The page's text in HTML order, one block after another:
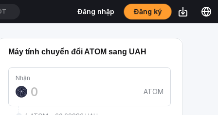
Đăng nhập Đăng ký
Máy tính chuyển đổi ATOM sang UAH
Nhận
ATOM